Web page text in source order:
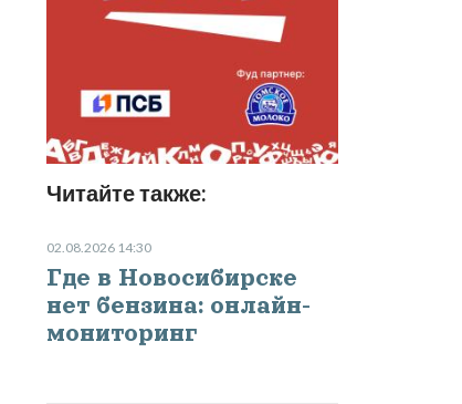
Читайте также:
02.08.2026 14:30
Где в Новосибирске
нет бензина: онлайн-
мониторинг